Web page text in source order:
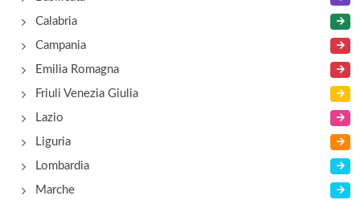
Calabria
Campania
Emilia Romagna
Friuli Venezia Giulia
Lazio
Liguria
Lombardia
Marche